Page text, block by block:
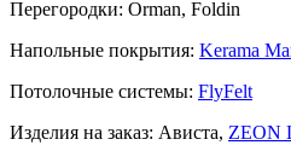
Перегородки: Orman, Foldin
Напольные покрытия: Kerama
Потолочные системы: FlyFelt
Изделия на заказ: Ависта, ZEON